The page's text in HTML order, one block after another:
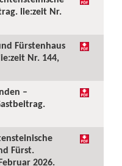
lie:zeit Nr.
Fürstenhaus
Nr. 144,
–
Fürst.
2026.